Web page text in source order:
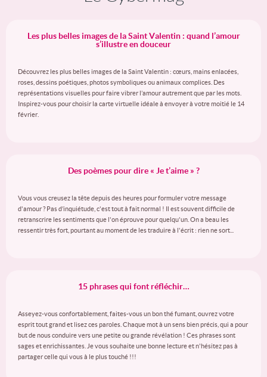
Les plus belles images de la Saint Valentin : quand l’amour
s’illustre en douceur
Découvrez les plus belles images de la Saint Valentin : cœurs, mains enlacées,
roses, dessins poétiques, photos symboliques ou animaux complices. Des
représentations visuelles pour faire vibrer l’amour autrement que par les mots.
Inspirez-vous pour choisir la carte virtuelle idéale à envoyer à votre moitié le 14
février.
Des poèmes pour dire « Je t’aime » ?
Vous vous creusez la tête depuis des heures pour formuler votre message
d'amour ? Pas d’inquiétude, c'est tout à fait normal ! Il est souvent difficile de
retranscrire les sentiments que l'on éprouve pour quelqu'un. On a beau les
ressentir très fort, pourtant au moment de les traduire à l'écrit : rien ne sort...
15 phrases qui font réfléchir…
Asseyez-vous confortablement, faites-vous un bon thé fumant, ouvrez votre
esprit tout grand et lisez ces paroles. Chaque mot à un sens bien précis, qui a pour
but de nous conduire vers une petite ou grande révélation ! Ces phrases sont
sages et enrichissantes. Je vous souhaite une bonne lecture et n'hésitez pas à
partager celle qui vous à le plus touché !!!